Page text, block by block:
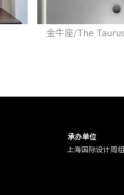
金牛座/The
承办单位
上海国际设计周